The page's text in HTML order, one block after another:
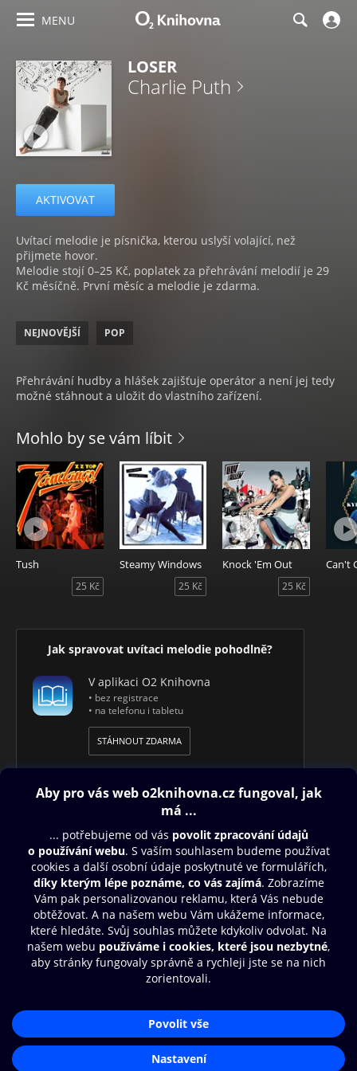
MENU
LOSER
Charlie Puth
AKTIVOVAT
Uvítací melodie je písnička, kterou uslyší volající, než
přijmete hovor.
Melodie stojí 0–25 Kč, poplatek za přehrávání melodií je 29
Kč měsíčně. První měsíc a melodie je zdarma.
NEJNOVĚJŠÍ POP
Přehrávání hudby a hlášek zajišťuje operátor a není jej tedy
možné stáhnout a uložit do vlastního zařízení.
Mohlo by se vám líbit
Tush
25 Kč
Steamy Windows
25 Kč
Knock 'Em Out
25 Kč
Jak spravovat uvítaci melodie pohodlně?
V aplikaci O2 Knihovna
• bez registrace
• na telefonu i tabletu
STÁHNOUT ZDARMA
Obsah ke stažení
Moje O2 Knihovna
Další zábava
© O2 Czech Republic a.s.
Zásady zpracování osobních údajůAplikace O2 Knihovna
Čti a poslouchej své e-knihy a